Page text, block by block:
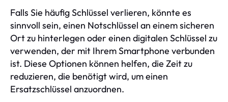
Falls Sie häufig Schlüssel verlieren, könnte es
sinnvoll sein, einen Notschlüssel an einem sicheren
Ort zu hinterlegen oder einen digitalen Schlüssel zu
verwenden, der mit Ihrem Smartphone verbunden
ist. Diese Optionen können helfen, die Zeit zu
reduzieren, die benötigt wird, um einen
Ersatzschlüssel anzuordnen.